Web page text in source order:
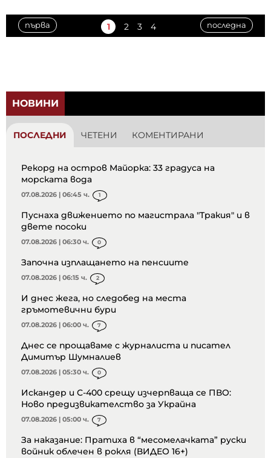
първа 1 2 3 4 последна
НОВИНИ
ПОСЛЕДНИ ЧЕТЕНИ КОМЕНТИРАНИ
Рекорд на остров Майорка: 33 градуса на
морската вода
07.08.2026 | 06:45 ч. 1
Пуснаха движението по магистрала "Тракия" и в
двете посоки
07.08.2026 | 06:30 ч. 0
Започна изплащането на пенсиите
07.08.2026 | 06:15 ч. 2
И днес жега, но следобед на места
гръмотевични бури
07.08.2026 | 06:00 ч. 7
Днес се прощаваме с журналиста и писател
Димитър Шумналиев
07.08.2026 | 05:30 ч. 0
Искандер и С-400 срещу изчерпваща се ПВО:
Ново предизвикателство за Украйна
07.08.2026 | 05:00 ч. 7
За наказание: Пратиха в “месомелачката” руски
войник облечен в рокля (ВИДЕО 16+)